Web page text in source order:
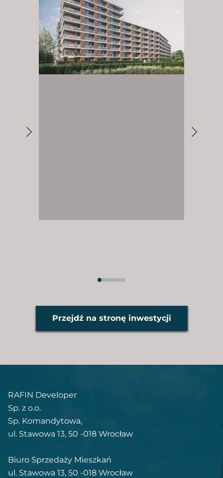
Przejdź na stronę inwestycji
RAFIN Developer
Sp. z o.o.
Sp. Komandytowa,
ul. Stawowa 13, 50 -018 Wrocław
Biuro Sprzedaży Mieszkań
ul. Stawowa 13, 50 -018 Wrocław